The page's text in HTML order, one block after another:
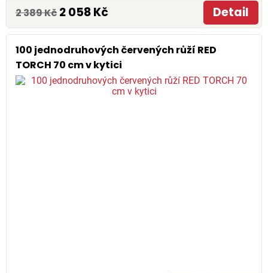
2 389 Kč 2 058 Kč Detail
100 jednodruhových červených růží RED
TORCH 70 cm v kytici